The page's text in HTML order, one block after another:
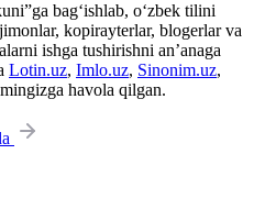
bag‘ishlab, o‘zbek tilini
kopirayterlar, blogerlar va
ishga tushirishni an’anaga
Lotin.uz, Imlo.uz, Sinonim.uz,
havola qilgan.